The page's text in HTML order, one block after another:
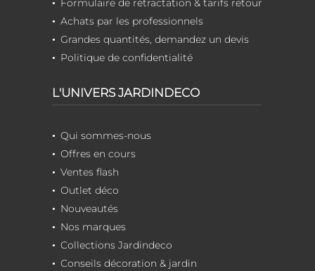
Formulaire de rétractation & tarifs retour
Achats par les professionnels
Grandes quantités, demandez un devis
Politique de confidentialité
L'UNIVERS JARDINDECO
Qui sommes-nous
Offres en cours
Ventes flash
Outlet déco
Nouveautés
Nos marques
Collections Jardindeco
Conseils décoration & jardin